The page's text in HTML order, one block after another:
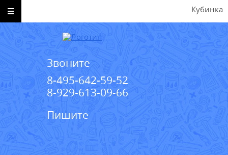
Кубинка
Звоните
8-495-642-59-52
8-929-613-09-66
Пишите